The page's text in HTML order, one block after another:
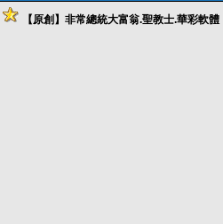
【原創】非常總統大富翁.聖教士.華彩軟體